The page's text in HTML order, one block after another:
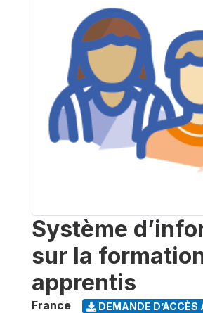
Système
sur la
apprentis
France DEMANDE D’ACCÈS